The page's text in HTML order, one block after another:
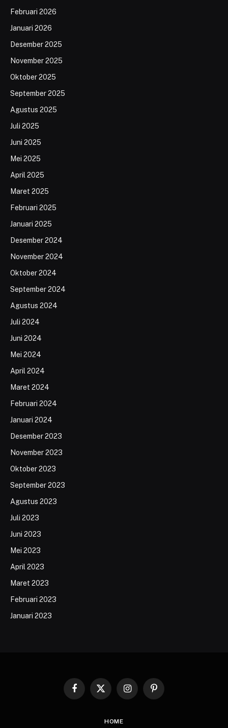
Februari 2026
Januari 2026
Desember 2025
November 2025
Oktober 2025
September 2025
Agustus 2025
Juli 2025
Juni 2025
Mei 2025
April 2025
Maret 2025
Februari 2025
Januari 2025
Desember 2024
November 2024
Oktober 2024
September 2024
Agustus 2024
Juli 2024
Juni 2024
Mei 2024
April 2024
Maret 2024
Februari 2024
Januari 2024
Desember 2023
November 2023
Oktober 2023
September 2023
Agustus 2023
Juli 2023
Juni 2023
Mei 2023
April 2023
Maret 2023
Februari 2023
Januari 2023
Facebook
X
InstagramPinterest
HOME